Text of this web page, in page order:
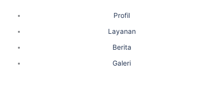
Profil
Layanan
Berita
Galeri